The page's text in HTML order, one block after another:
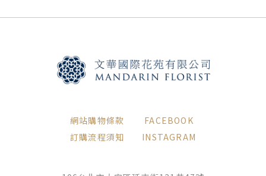
網站購物條款
訂購流程須知
FACEBOOK
INSTAGRAM